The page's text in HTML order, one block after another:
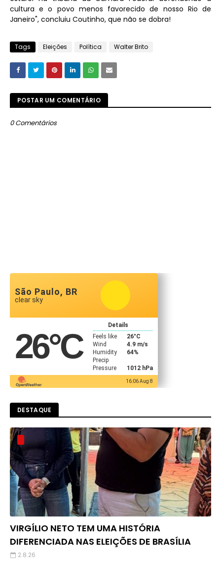
cultura e o povo menos favorecido de nosso Rio de
Janeiro", concluiu Coutinho, que não se dobra!
Tags Eleições Política Walter Brito
POSTAR UM COMENTÁRIO
0 Comentários
São Paulo, BR
clear sky
26°C
Details
Feels like
26°C
Wind
4.9 m/s
Humidity
64%
Precip
Pressure
1012 hPa
16:06 Aug 8
DESTAQUE
VIRGÍLIO NETO TEM UMA HISTÓRIA
DIFERENCIADA NAS ELEIÇÕES DE BRASÍLIA
2.8.26